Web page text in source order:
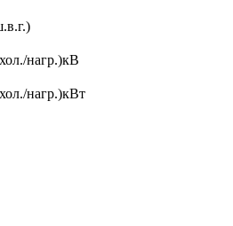
нагр.)кВ
нагр.)кВт